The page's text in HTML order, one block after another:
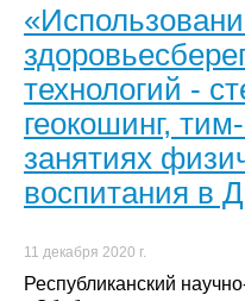
технологий -
геокошинг,
занятиях
воспитания в
11 декабря 2020 г.
Республиканский